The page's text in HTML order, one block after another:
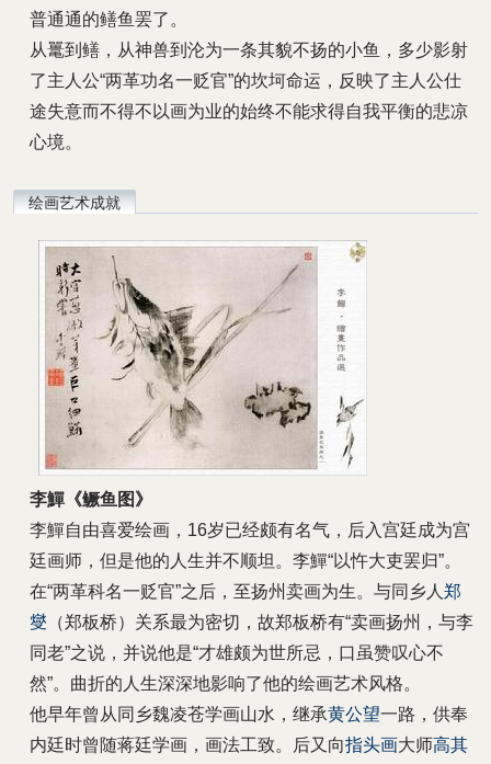
普通通的鳝鱼罢了。
从鼍到鳝，从神兽到沦为一条其貌不扬的小鱼，多少影射
了主人公“两革功名一贬官”的坎坷命运，反映了主人公仕
途失意而不得不以画为业的始终不能求得自我平衡的悲凉
心境。
绘画艺术成就
李鱓《鳜鱼图》
李鱓自由喜爱绘画，16岁已经颇有名气，后入宫廷成为宫
廷画师，但是他的人生并不顺坦。李鱓“以忤大吏罢归”。
在“两革科名一贬官”之后，至扬州卖画为生。与同乡人 郑
燮 （郑板桥）关系最为密切，故郑板桥有“卖画扬州，与李
同老”之说，并说他是“才雄颇为世所忌，口虽赞叹心不
然”。曲折的人生深深地影响了他的绘画艺术风格。
他早年曾从同乡魏凌苍学画山水，继承黄公望一路，供奉
内廷时曾随蒋廷学画，画法工致。后又向指头画大师高其